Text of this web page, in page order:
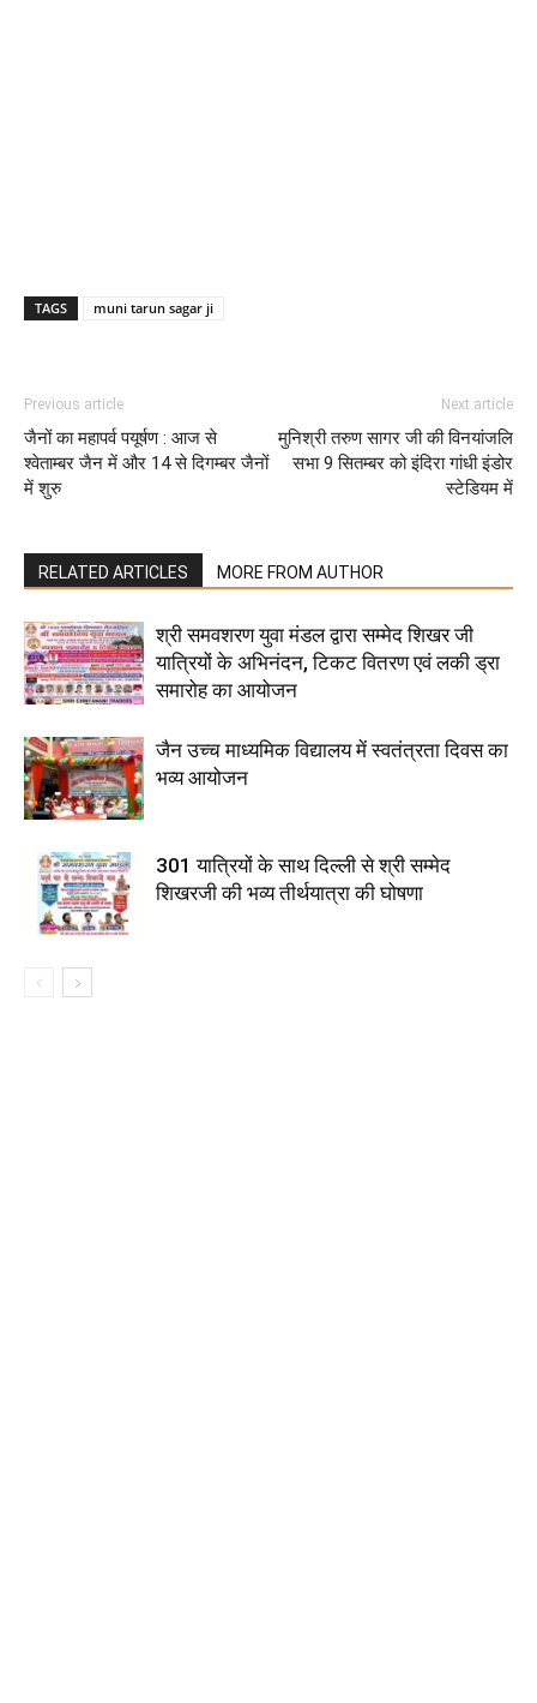
TAGS muni tarun sagar ji
Previous article
जैनों का महापर्व पयूर्षण : आज से
श्वेताम्बर जैन में और 14 से दिगम्बर जैनों
में शुरु
Next article
मुनिश्री तरुण सागर जी की विनयांजलि
सभा 9 सितम्बर को इंदिरा गांधी इंडोर
स्टेडियम में
RELATED ARTICLES MORE FROM AUTHOR
श्री समवशरण युवा मंडल द्वारा सम्मेद शिखर जी
यात्रियों के अभिनंदन, टिकट वितरण एवं लकी ड्रा
समारोह का आयोजन
जैन उच्च माध्यमिक विद्यालय में स्वतंत्रता दिवस का
भव्य आयोजन
301 यात्रियों के साथ दिल्ली से श्री सम्मेद
शिखरजी की भव्य तीर्थयात्रा की घोषणा